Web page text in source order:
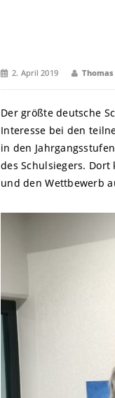
2. April 2019
Der größte deutsche
Interesse bei den
in den
des Schulsiegers.
und den Wettbewerb